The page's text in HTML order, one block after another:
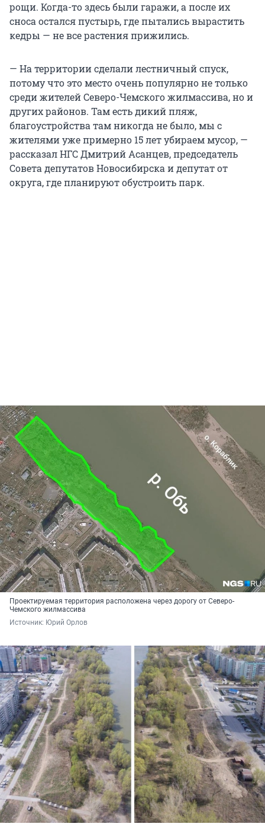
рощи. Когда-то здесь были гаражи, а после их
сноса остался пустырь, где пытались вырастить
кедры — не все растения прижились.
— На территории сделали лестничный спуск,
потому что это место очень популярно не только
среди жителей Северо-Чемского жилмассива, но и
других районов. Там есть дикий пляж,
благоустройства там никогда не было, мы с
жителями уже примерно 15 лет убираем мусор, —
рассказал НГС Дмитрий Асанцев, председатель
Совета депутатов Новосибирска и депутат от
округа, где планируют обустроить парк.
Проектируемая территория расположена через дорогу от Северо-
Чемского жилмассива
Источник: Юрий Орлов